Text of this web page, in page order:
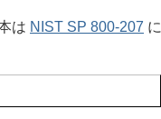
は NIST SP 800-207 に